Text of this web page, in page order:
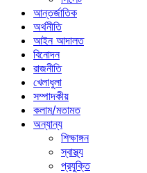
আন্তর্জাতিক
অর্থনীতি
আইন আদালত
বিনোদন
রাজনীতি
খেলাধুলা
সম্পাদকীয়
কলাম/মতামত
অন্যান্য
শিক্ষাঙ্গন
স্বাস্থ্য
প্রযুক্তি